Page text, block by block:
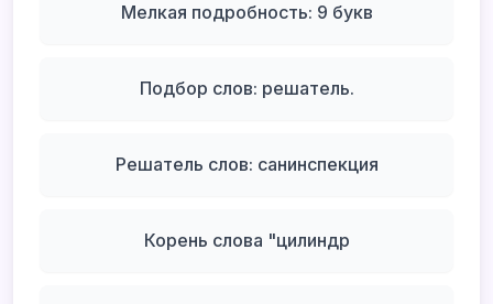
Мелкая подробность: 9 букв
Подбор слов: решатель.
Решатель слов: санинспекция
Корень слова "цилиндр